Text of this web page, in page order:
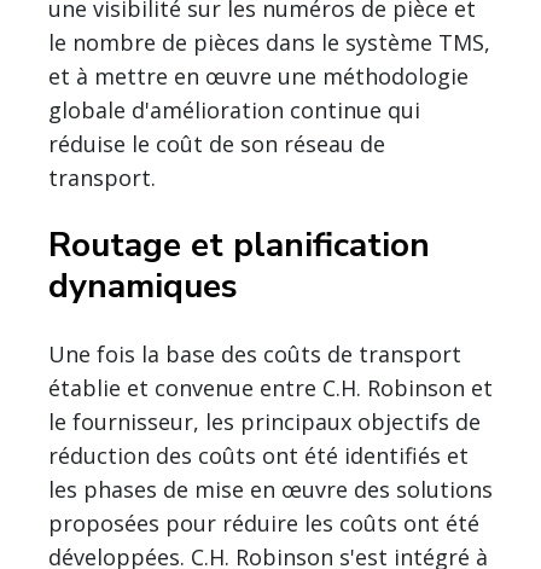
une visibilité sur les numéros de pièce et
le nombre de pièces dans le système TMS,
et à mettre en œuvre une méthodologie
globale d'amélioration continue qui
réduise le coût de son réseau de
transport.
Routage et planification
dynamiques
Une fois la base des coûts de transport
établie et convenue entre C.H. Robinson et
le fournisseur, les principaux objectifs de
réduction des coûts ont été identifiés et
les phases de mise en œuvre des solutions
proposées pour réduire les coûts ont été
développées. C.H. Robinson s'est intégré à